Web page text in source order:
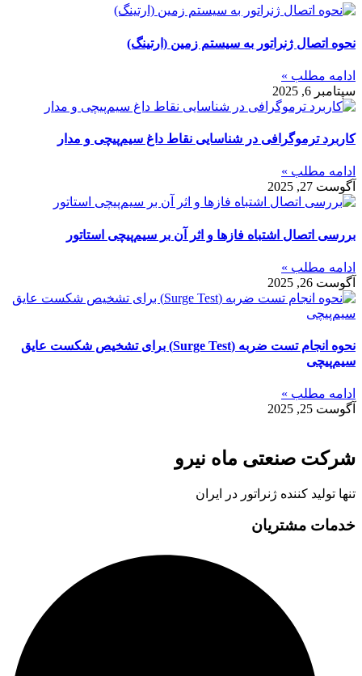
نحوه اتصال ژنراتور به سیستم زمین (ارتینگ)
ادامه مطلب »
سپتامبر 6, 2025
کاربرد ترموگرافی در شناسایی نقاط داغ سیم‌پیچی و مدار
ادامه مطلب »
آگوست 27, 2025
بررسی اتصال اشتباه فازها و اثر آن بر سیم‌پیچی استاتور
ادامه مطلب »
آگوست 26, 2025
نحوه انجام تست ضربه (Surge Test) برای تشخیص شکست عایق
سیم‌پیچی
ادامه مطلب »
آگوست 25, 2025
شرکت صنعتی ماه نیرو
تنها تولید کننده ژنراتور در ایران
خدمات مشتریان